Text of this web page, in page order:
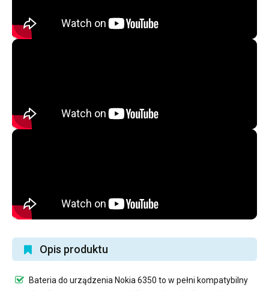
Opis produktu
Bateria do urządzenia Nokia 6350 to w pełni kompatybilny